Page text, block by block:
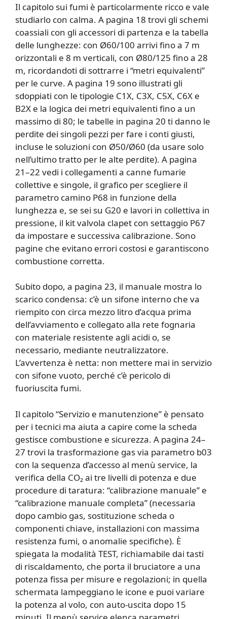
Il capitolo sui fumi è particolarmente ricco e vale
studiarlo con calma. A pagina 18 trovi gli schemi
coassiali con gli accessori di partenza e la tabella
delle lunghezze: con Ø60/100 arrivi fino a 7 m
orizzontali e 8 m verticali, con Ø80/125 fino a 28
m, ricordandoti di sottrarre i “metri equivalenti”
per le curve. A pagina 19 sono illustrati gli
sdoppiati con le tipologie C1X, C3X, C5X, C6X e
B2X e la logica dei metri equivalenti fino a un
massimo di 80; le tabelle in pagina 20 ti danno le
perdite dei singoli pezzi per fare i conti giusti,
incluse le soluzioni con Ø50/Ø60 (da usare solo
nell’ultimo tratto per le alte perdite). A pagina
21–22 vedi i collegamenti a canne fumarie
collettive e singole, il grafico per scegliere il
parametro camino P68 in funzione della
lunghezza e, se sei su G20 e lavori in collettiva in
pressione, il kit valvola clapet con settaggio P67
da impostare e successiva calibrazione. Sono
pagine che evitano errori costosi e garantiscono
combustione corretta.
Subito dopo, a pagina 23, il manuale mostra lo
scarico condensa: c’è un sifone interno che va
riempito con circa mezzo litro d’acqua prima
dell’avviamento e collegato alla rete fognaria
con materiale resistente agli acidi o, se
necessario, mediante neutralizzatore.
L’avvertenza è netta: non mettere mai in servizio
con sifone vuoto, perché c’è pericolo di
fuoriuscita fumi.
Il capitolo “Servizio e manutenzione” è pensato
per i tecnici ma aiuta a capire come la scheda
gestisce combustione e sicurezza. A pagina 24–
27 trovi la trasformazione gas via parametro b03
con la sequenza d’accesso al menù service, la
verifica della CO₂ ai tre livelli di potenza e due
procedure di taratura: “calibrazione manuale” e
“calibrazione manuale completa” (necessaria
dopo cambio gas, sostituzione scheda o
componenti chiave, installazioni con massima
resistenza fumi, o anomalie specifiche). È
spiegata la modalità TEST, richiamabile dai tasti
di riscaldamento, che porta il bruciatore a una
potenza fissa per misure e regolazioni; in quella
schermata lampeggiano le icone e puoi variare
la potenza al volo, con auto-uscita dopo 15